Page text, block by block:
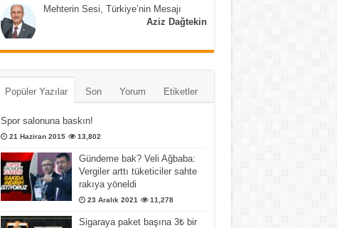
Mehterin Sesi, Türkiye’nin Mesajı
Aziz Dağtekin
Popüler Yazılar Son Yorum Etiketler
Spor salonuna baskın!
21 Haziran 2015 13,802
Gündeme bak? Veli Ağbaba:
Vergiler arttı tüketiciler sahte
rakıya yöneldi
23 Aralık 2021 11,278
Sigaraya paket başına 3₺ bir